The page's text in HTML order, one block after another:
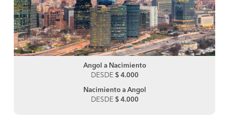
Angol a Nacimiento
DESDE $ 4.000
Nacimiento a Angol
DESDE $ 4.000